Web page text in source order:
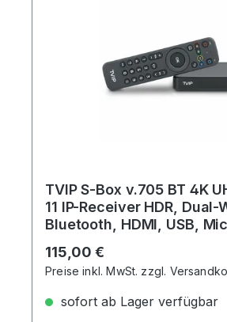
TVIP S-Box v.705 BT 4K
11 IP-Receiver HDR, Dual-
Bluetooth, HDMI, USB,
Regulärer Preis:
115,00 €
Preise inkl. MwSt. zzgl.
sofort ab Lager verfügbar